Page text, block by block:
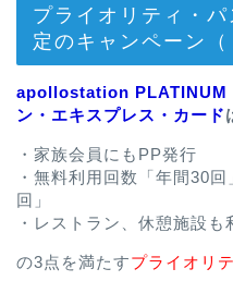
プライオリティ・
定のキャンペーン（
apollostation PLATINUM
ン・エキスプレス・カード
・家族会員にもPP発行
・無料利用回数「年間30
回」
・レストラン、休憩施設も
の3点を満たすプライオリ